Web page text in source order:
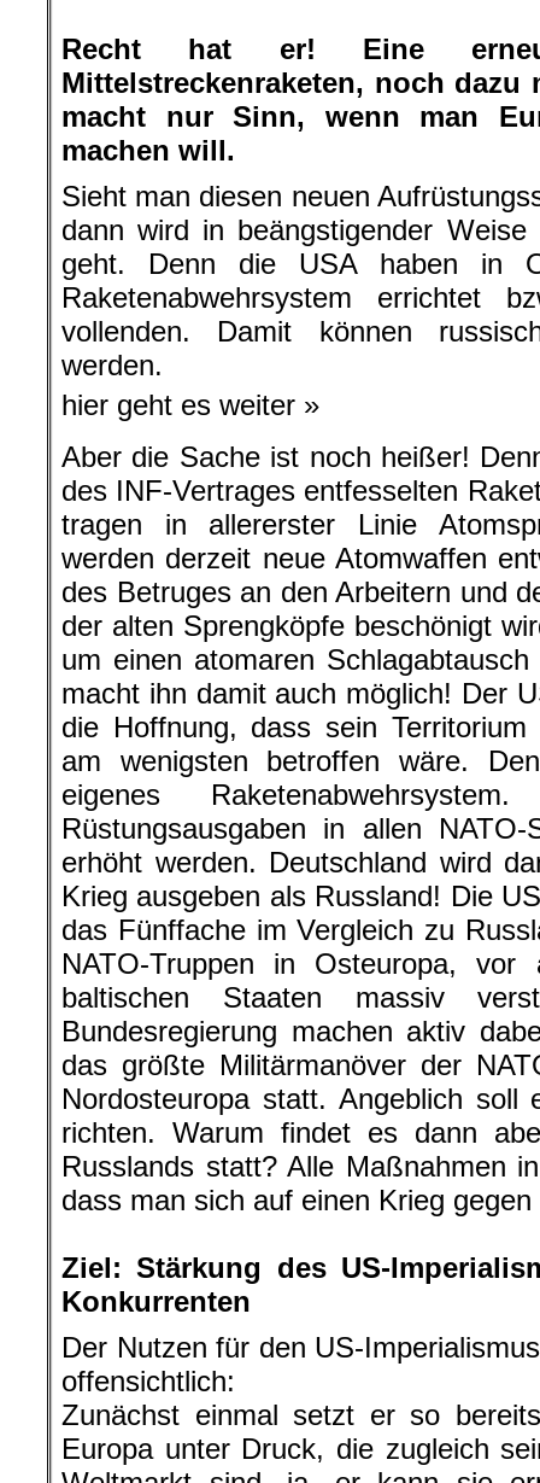
Recht hat er! Eine
Mittelstreckenraketen, noch dazu
macht nur Sinn, wenn man
machen will.
Sieht man diesen neuen
dann wird in beängstigender
geht. Denn die USA haben in
Raketenabwehrsystem errichtet
vollenden. Damit können
werden.
hier geht es weiter »
Aber die Sache ist noch heißer!
des INF-Vertrages entfesselten
tragen in allererster Linie
werden derzeit neue Atomwaffen
des Betruges an den Arbeitern und
der alten Sprengköpfe beschönigt
um einen atomaren
macht ihn damit auch möglich! Der
die Hoffnung, dass sein
am wenigsten betroffen wäre.
eigenes
Rüstungsausgaben in allen
erhöht werden. Deutschland wird
Krieg ausgeben als Russland! Die
das Fünffache im Vergleich zu
NATO-Truppen in Osteuropa,
baltischen Staaten massiv
Bundesregierung machen aktiv
das größte Militärmanöver der
Nordosteuropa statt. Angeblich soll
richten. Warum findet es dann
Russlands statt? Alle Maßnahmen
dass man sich auf einen Krieg
Ziel: Stärkung des US-
Konkurrenten
Der Nutzen für den US-
offensichtlich:
Zunächst einmal setzt er so
Europa unter Druck, die zugleich